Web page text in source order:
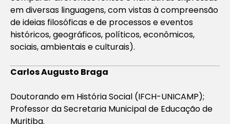
em diversas linguagens, com vistas à compreensão
de ideias filosóficas e de processos e eventos
históricos, geográficos, políticos, econômicos,
sociais, ambientais e culturais).
Carlos Augusto Braga
Doutorando em História Social (IFCH-UNICAMP);
Professor da Secretaria Municipal de Educação de
Muritiba.